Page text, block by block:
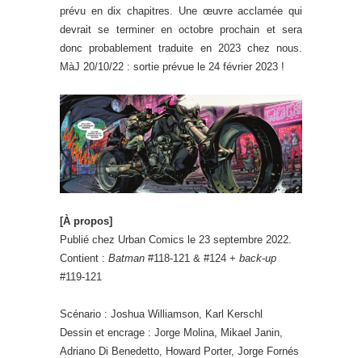
prévu en dix chapitres. Une œuvre acclamée qui
devrait se terminer en octobre prochain et sera
donc probablement traduite en 2023 chez nous.
MàJ 20/10/22 : sortie prévue le 24 février 2023 !
[À propos]
Publié chez Urban Comics le 23 septembre 2022.
Contient : Batman #118-121 & #124 + back-up
#119-121
Scénario : Joshua Williamson, Karl Kerschl
Dessin et encrage : Jorge Molina, Mikael Janin,
Adriano Di Benedetto, Howard Porter, Jorge Fornés